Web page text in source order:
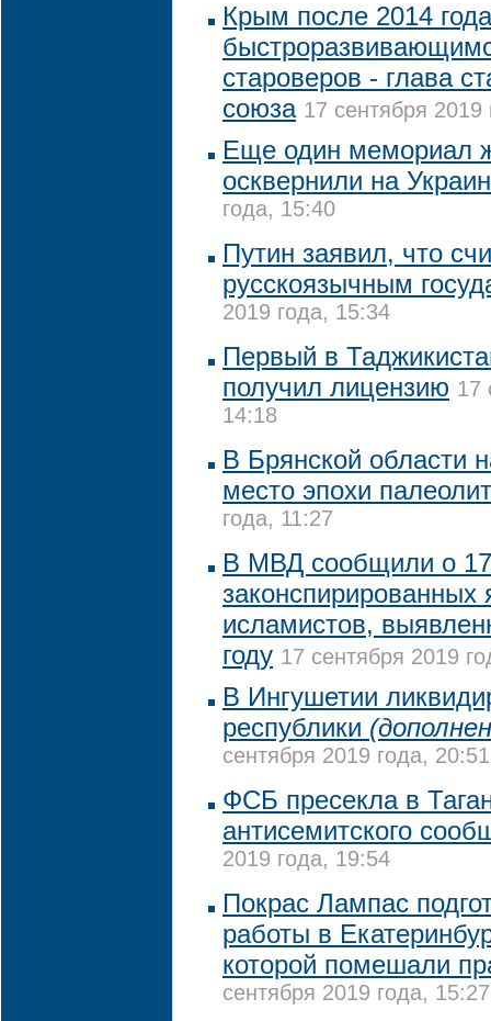
Крым после 2014
староверов - глава
союза 17 сентября 2019
Еще один мемориал
осквернили на
года, 15:40
Путин заявил, что
русскоязычным
2019 года, 15:34
Первый в
получил лицензию 17
14:18
В Брянской области
место эпохи
года, 11:27
В МВД сообщили о 17
законспирированных
исламистов,
году 17 сентября 2019
В Ингушетии
республики
сентября 2019 года, 20:51
ФСБ пресекла в
антисемитского
2019 года, 19:54
Покрас Лампас
работы в
которой помешали
сентября 2019 года, 15:27